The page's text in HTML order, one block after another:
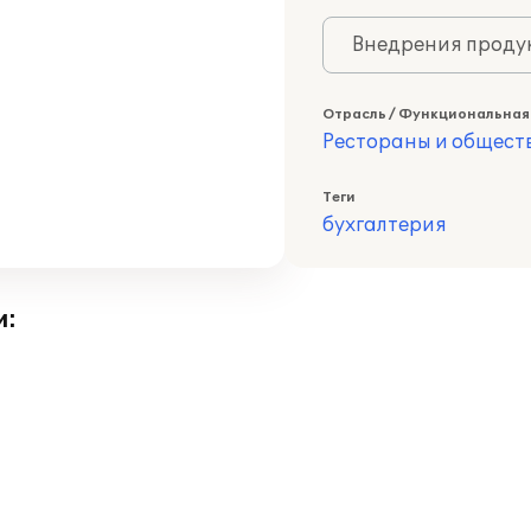
Внедрения
Отрасль /
Рестораны и
Теги
бухгалтерия